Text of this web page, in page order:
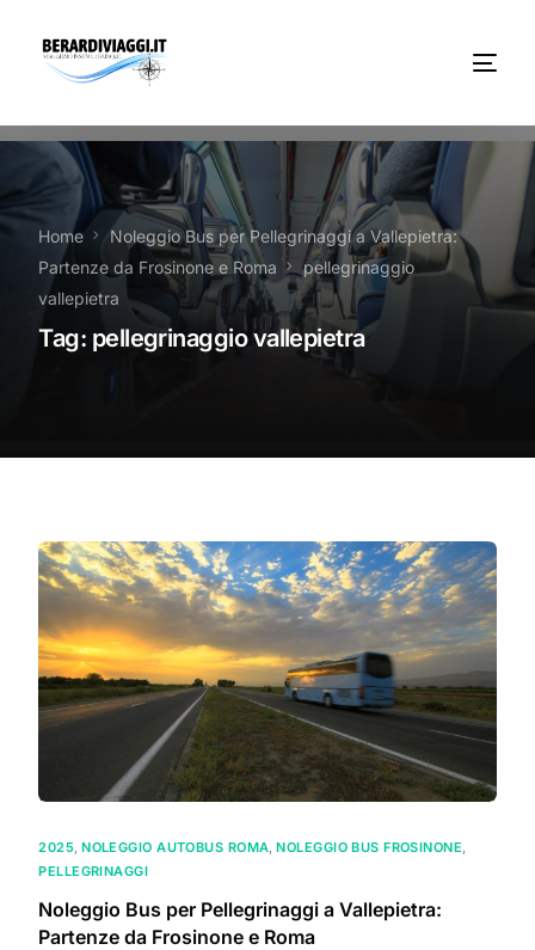
Home
Noleggio Bus per Pellegrinaggi a Vallepietra:
Partenze da Frosinone e Roma
pellegrinaggio
vallepietra
Tag: pellegrinaggio vallepietra
2025,NOLEGGIO AUTOBUS ROMA,NOLEGGIO BUS FROSINONE,
PELLEGRINAGGI
Noleggio Bus per Pellegrinaggi a Vallepietra:
Partenze da Frosinone e Roma
Chi Siamo
Noleggio
Autobus servizi
Vacanze Viaggi Frosinone
News